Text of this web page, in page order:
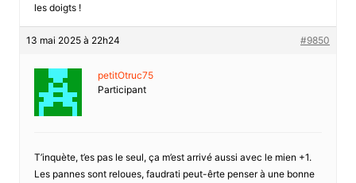
les doigts !
13 mai 2025 à 22h24 #9850
petitOtruc75
Participant
T’inquète, t’es pas le seul, ça m’est arrivé aussi avec le mien +1.
Les pannes sont reloues, faudrati peut-êrte penser à une bonne